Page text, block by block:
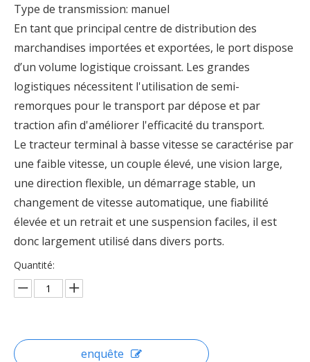
Type de transmission: manuel
En tant que principal centre de distribution des
marchandises importées et exportées, le port dispose
d’un volume logistique croissant. Les grandes
logistiques nécessitent l'utilisation de semi-
remorques pour le transport par dépose et par
traction afin d'améliorer l'efficacité du transport.
Le tracteur terminal à basse vitesse se caractérise par
une faible vitesse, un couple élevé, une vision large,
une direction flexible, un démarrage stable, un
changement de vitesse automatique, une fiabilité
élevée et un retrait et une suspension faciles, il est
donc largement utilisé dans divers ports.
Quantité:
enquête